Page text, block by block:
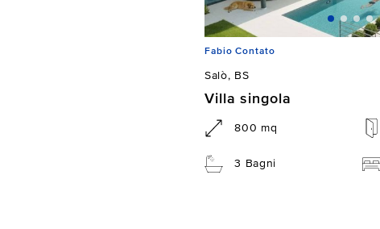
Fabio Contato
Salò, BS
Villa singola
800 mq
3 Bagni